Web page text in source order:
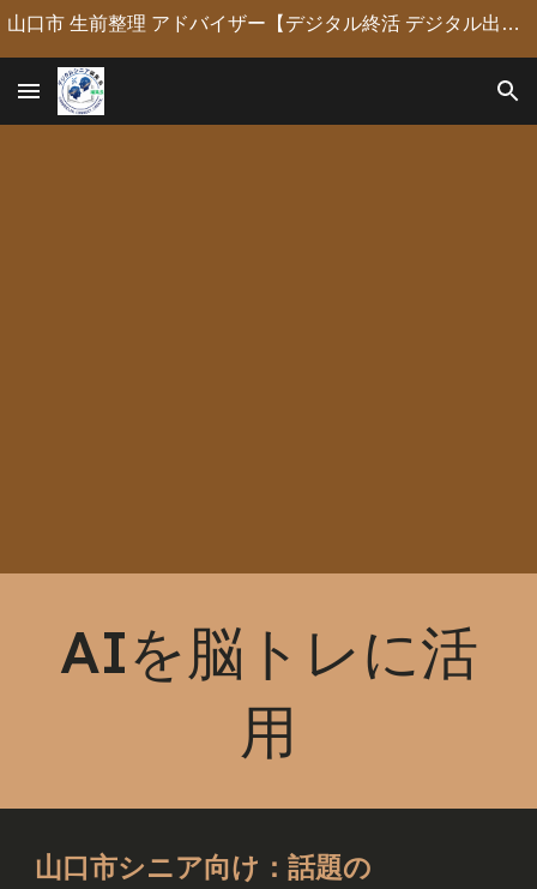
山口市 生前整理 アドバイザー【デジタル終活 デジタル出版 デジタルシニア編集長】定年後の人生の物語を「最高のデジタル資産」に編集・昇華。 古いネガやVHSのデジタル化からプロの構成による自分史動画制作、終活事務までトータルサポート。 長年のキャリアを持つプロがあなたの想いの継承を全力で支援します。
AIを脳トレに活
用
山口市シニア向け：話題の